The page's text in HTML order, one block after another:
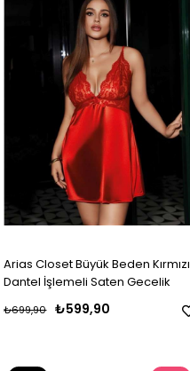
Arias Closet Büyük Beden Kırmızı
Dantel İşlemeli Saten Gecelik
₺599,90
₺699,90